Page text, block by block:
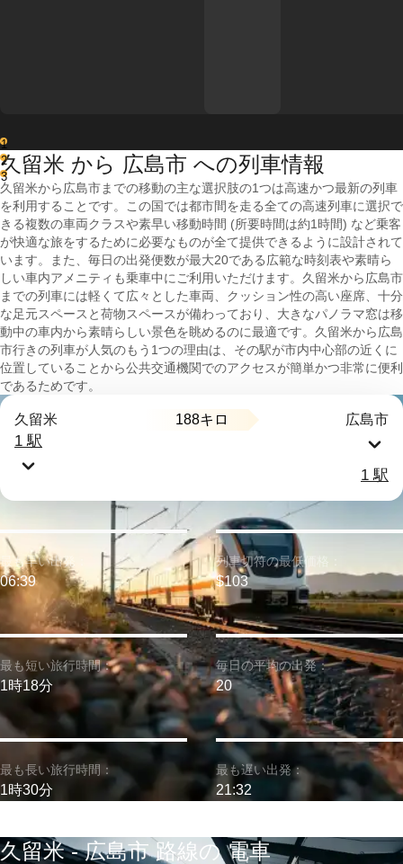
1
2
3
久留米 から 広島市 への列車情報
久留米から広島市までの移動の主な選択肢の1つは高速かつ最新の列車
を利用することです。この国では都市間を走る全ての高速列車に選択で
きる複数の車両クラスや素早い移動時間 (所要時間は約1時間) など乗客
が快適な旅をするために必要なものが全て提供できるように設計されて
います。また、毎日の出発便数が最大20である広範な時刻表や素晴ら
しい車内アメニティも乗車中にご利用いただけます。久留米から広島市
までの列車には軽くて広々とした車両、クッション性の高い座席、十分
な足元スペースと荷物スペースが備わっており、大きなパノラマ窓は移
動中の車内から素晴らしい景色を眺めるのに最適です。久留米から広島
市行きの列車が人気のもう1つの理由は、その駅が市内中心部の近くに
位置していることから公共交通機関でのアクセスが簡単かつ非常に便利
であるためです。
久留米 188キロ 広島市
1 駅
1 駅
最も短い旅行時間：
1時18分
最も早い出発：
06:39
最も長い旅行時間：
1時30分
列車切符の最低価格：
$103
毎日の平均の出発：
20
最も遅い出発：
21:32
久留米 - 広島市 路線の 電車